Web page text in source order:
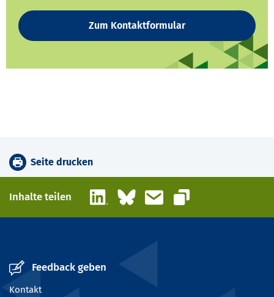
Zum Kontaktformular
Seite drucken
Inhalte teilen LinkedInBlueskyE-Mail
Link kopieren
Feedback geben
Kontakt